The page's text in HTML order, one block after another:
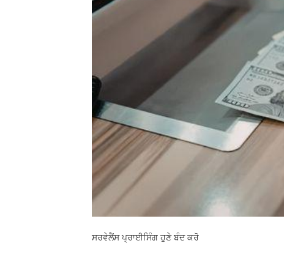
ਸਰਵੇਲੈਂਸ ਪ੍ਰਾਈਸਿੰਗ ਹੁਣੇ ਬੰਦ ਕਰੋ